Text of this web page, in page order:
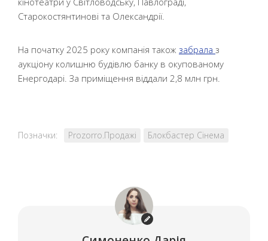
Старокостянтинові та Олександрії.
На початку 2025 року компанія також забрала з
аукціону колишню будівлю банку в окупованому
Енергодарі. За приміщення віддали 2,8 млн грн.
Позначки: Prozorro.Продажі Блокбастер Сінема